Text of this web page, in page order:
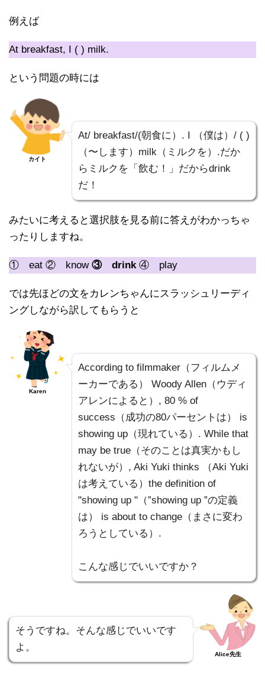
例えば
At breakfast, I ( ) milk.
という問題の時には
カイト
At/ breakfast/(朝食に）. I （僕は）/ ( )
（〜します）milk（ミルクを）.だか
らミルクを「飲む！」だからdrink
だ！
みたいに考えると選択肢を見る前に答えがわかっちゃ
ったりしますね。
① eat ② know ③ drink ④ play
では先ほどの文をカレンちゃんにスラッシュリーディ
ングしながら訳してもらうと
Karen
According to filmmaker（フィルムメ
ーカーである） Woody Allen（ウディ
アレンによると）, 80 % of
success（成功の80パーセントは） is
showing up（現れている）. While that
may be true（そのことは真実かもし
れないが）, Aki Yuki thinks （Aki Yuki
は考えている）the definition of
"showing up "（”showing up ”の定義
は） is about to change（まさに変わ
ろうとしている）.
こんな感じでいいですか？
そうですね。そんな感じでいいです
よ。
Alice先生